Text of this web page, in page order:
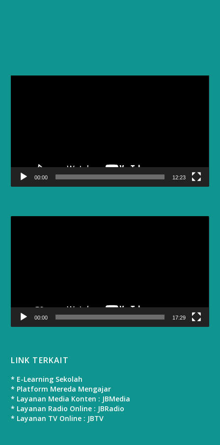
00:00 12:23
00:00 17:29
LINK TERKAIT
* E-Learning Sekolah
* Platform Mereda Mengajar
* Layanan Media Konten : JBMedia
* Layanan Radio Online : JBRadio
* Layanan TV Online : JBTV